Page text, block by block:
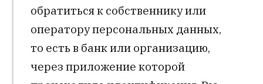
обратиться к собственнику или
оператору персональных данных,
то есть в банк или организацию,
через приложение которой